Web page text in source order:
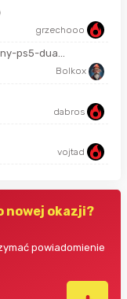
grzechooo
ps5-dua...
Bolkox
dabros
vojtad
nowej okazji?
powiadomienie